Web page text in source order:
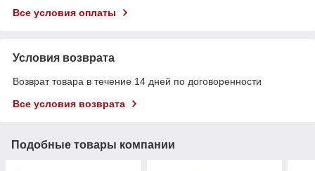
Все условия оплаты
Условия возврата
Возврат товара в течение 14 дней по договоренности
Все условия возврата
Подобные товары компании